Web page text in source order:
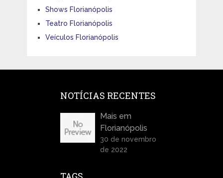
Shows Florianópolis
Teatro Florianópolis
Veículos Florianópolis
NOTÍCIAS RECENTES
Mais em
Florianópolis
30 de novembro
de 2022